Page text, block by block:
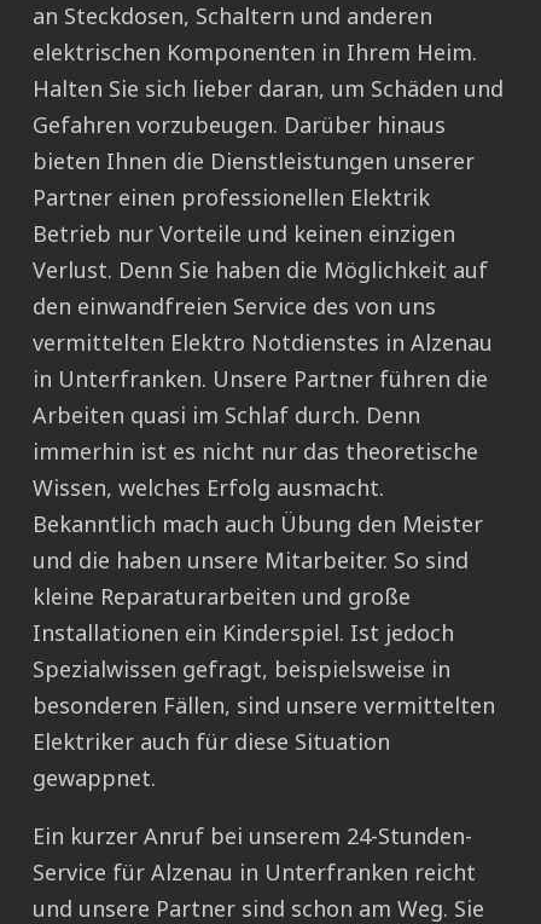
an Steckdosen, Schaltern und anderen
elektrischen Komponenten in Ihrem Heim.
Halten Sie sich lieber daran, um Schäden und
Gefahren vorzubeugen. Darüber hinaus
bieten Ihnen die Dienstleistungen unserer
Partner einen professionellen Elektrik
Betrieb nur Vorteile und keinen einzigen
Verlust. Denn Sie haben die Möglichkeit auf
den einwandfreien Service des von uns
vermittelten Elektro Notdienstes in Alzenau
in Unterfranken. Unsere Partner führen die
Arbeiten quasi im Schlaf durch. Denn
immerhin ist es nicht nur das theoretische
Wissen, welches Erfolg ausmacht.
Bekanntlich mach auch Übung den Meister
und die haben unsere Mitarbeiter. So sind
kleine Reparaturarbeiten und große
Installationen ein Kinderspiel. Ist jedoch
Spezialwissen gefragt, beispielsweise in
besonderen Fällen, sind unsere vermittelten
Elektriker auch für diese Situation
gewappnet.
Ein kurzer Anruf bei unserem 24-Stunden-
Service für Alzenau in Unterfranken reicht
und unsere Partner sind schon am Weg. Sie